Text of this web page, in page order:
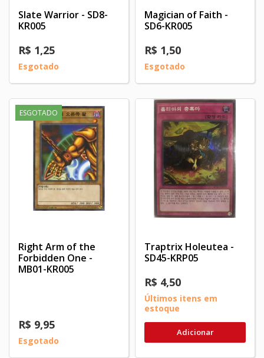
Slate Warrior - SD8-
KR005
R$ 1,25
Esgotado
Magician of Faith -
SD6-KR005
R$ 1,50
Esgotado
ESGOTADO
Right Arm of the
Forbidden One -
MB01-KR005‬
R$ 9,95
Esgotado
Traptrix Holeutea -
SD45-KRP05
R$ 4,50
Últimos itens em
estoque
Adicionar